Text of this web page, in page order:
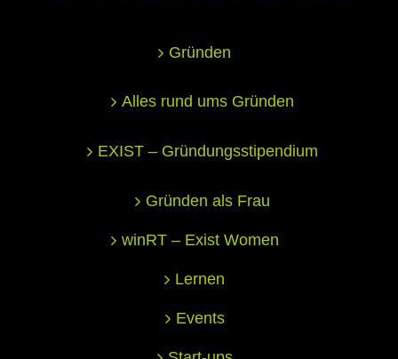
Gründen
Alles rund ums Gründen
EXIST – Gründungsstipendium
Gründen als Frau
winRT – Exist Women
Lernen
Events